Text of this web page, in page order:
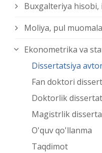
Buxgalteriya
Moliya, pul
Ekonometrika va
Dissertatsiya
Fan doktori
Doktorlik
Magistrlik
O'quv qo'llanma
Taqdimot